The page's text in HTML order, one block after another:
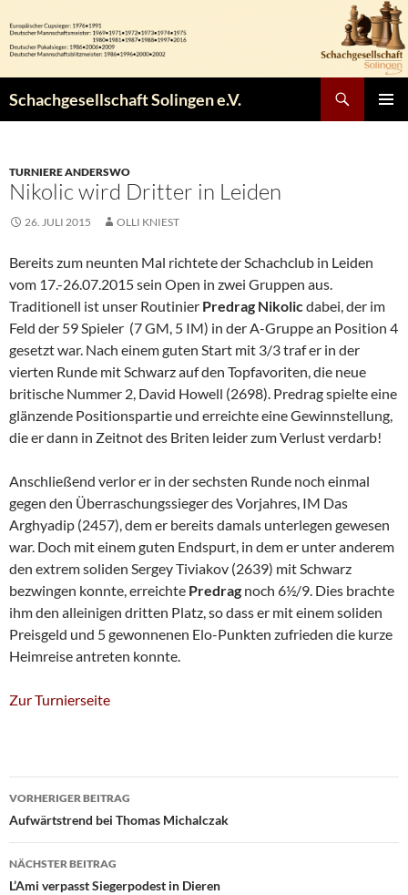
Inhalt
springen
Schachgesellschaft Solingen e.V.
TURNIERE ANDERSWO
Nikolic wird Dritter in Leiden
26. JULI 2015 OLLI KNIEST
Bereits zum neunten Mal richtete der Schachclub in Leiden
vom 17.-26.07.2015 sein Open in zwei Gruppen aus.
Traditionell ist unser Routinier Predrag Nikolicdabei, der im
Feld der 59 Spieler (7 GM, 5 IM) in der A-Gruppe an Position 4
gesetzt war. Nach einem guten Start mit 3/3 traf er in der
vierten Runde mit Schwarz auf den Topfavoriten, die neue
britische Nummer 2, David Howell (2698). Predrag spielte eine
glänzende Positionspartie und erreichte eine Gewinnstellung,
die er dann in Zeitnot des Briten leider zum Verlust verdarb!
Anschließend verlor er in der sechsten Runde noch einmal
gegen den Überraschungssieger des Vorjahres, IM Das
Arghyadip (2457), dem er bereits damals unterlegen gewesen
war. Doch mit einem guten Endspurt, in dem er unter anderem
den extrem soliden Sergey Tiviakov (2639) mit Schwarz
bezwingen konnte, erreichte Predrag noch 6½/9. Dies brachte
ihm den alleinigen dritten Platz, so dass er mit einem soliden
Preisgeld und 5 gewonnenen Elo-Punkten zufrieden die kurze
Heimreise antreten konnte.
Zur Turnierseite
Beitragsnavigation
VORHERIGER BEITRAG
Aufwärtstrend bei Thomas Michalczak
NÄCHSTER BEITRAG
L’Ami verpasst Siegerpodest in Dieren